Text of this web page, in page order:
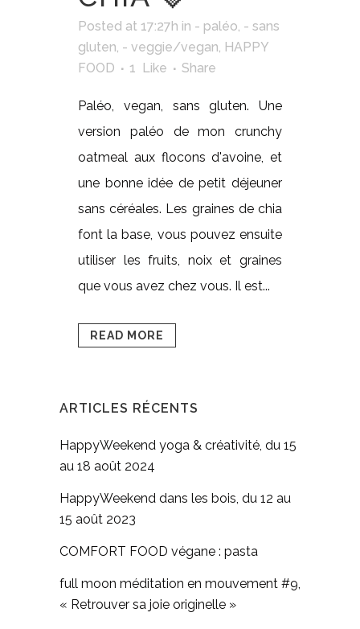
Posted at 17:27h in - paléo, - sans
gluten, - veggie/vegan, HAPPY
FOOD
1 Like Share
Paléo, vegan, sans gluten. Une
version paléo de mon crunchy
oatmeal aux flocons d'avoine, et
une bonne idée de petit déjeuner
sans céréales. Les graines de chia
font la base, vous pouvez ensuite
utiliser les fruits, noix et graines
que vous avez chez vous. Il est...
READ MORE
ARTICLES RÉCENTS
HappyWeekend yoga & créativité, du 15
au 18 août 2024
HappyWeekend dans les bois, du 12 au
15 août 2023
COMFORT FOOD végane : pasta
full moon méditation en mouvement #9,
« Retrouver sa joie originelle »